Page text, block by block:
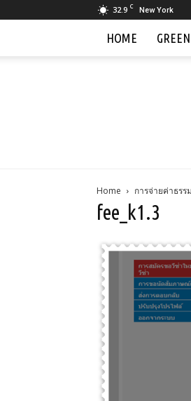
32.9 C New York
HOME
Home การจ่ายค่าธรร
fee_k1.3